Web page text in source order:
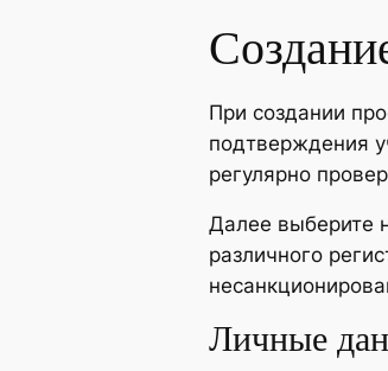
При создании
подтверждения
регулярно
Далее выберите
различного
Личные